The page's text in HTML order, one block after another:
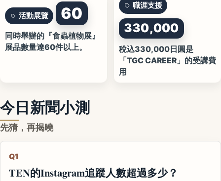
活動展覽 60
同時舉辦的『食蟲植物展』
展品數量達60件以上。
職涯支援
330,000
稅込330,000日圓是
「TGC CAREER」的受講費
用
今日新聞小測
先猜，再揭曉
Q1
TEN的Instagram追蹤人數超過多少？